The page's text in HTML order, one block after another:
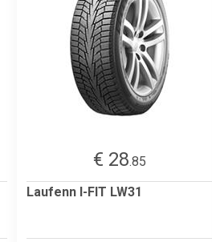
€ 28.85
Laufenn I-FIT LW31